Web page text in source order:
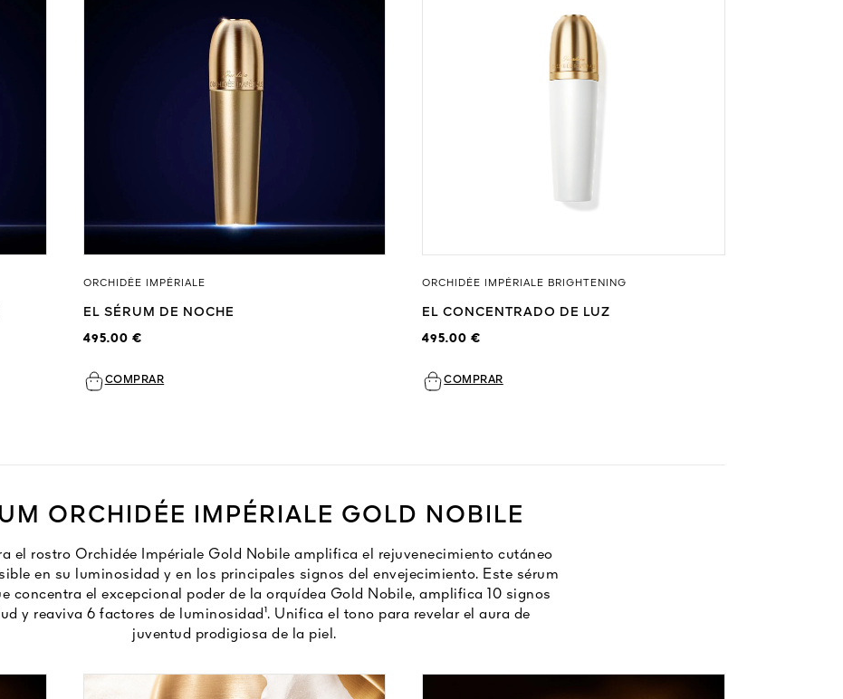
ORCHIDÉE IMPÉRIALE
EL SÉRUM DE NOCHE
495.00 €
COMPRAR
ORCHIDÉE IMPÉRIALE BRIGHTENING
EL CONCENTRADO DE LUZ
495.00 €
COMPRAR
ORCHIDÉE IMPÉRIALE GOLD NOBILE
el rostro Orchidée Impériale Gold Nobile amplifica el rejuvenecimiento cutáneo
en su luminosidad y en los principales signos del envejecimiento. Este sérum
concentra el excepcional poder de la orquídea Gold Nobile, amplifica 10 signos
y reaviva 6 factores de luminosidad¹. Unifica el tono para revelar el aura de
juventud prodigiosa de la piel.